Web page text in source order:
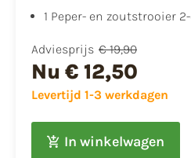
1 Peper- en zoutstrooier
Adviesprijs € 19,90
Nu € 12,50
Levertijd 1-3 werkdagen
In winkelwagen